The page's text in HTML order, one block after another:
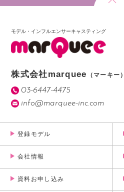
モデル・インフルエンサーキャスティング
株式会社marquee （マーキー）
03-6447-4475
info@marquee-inc.com
登録モデル
会社情報
資料お申し込み